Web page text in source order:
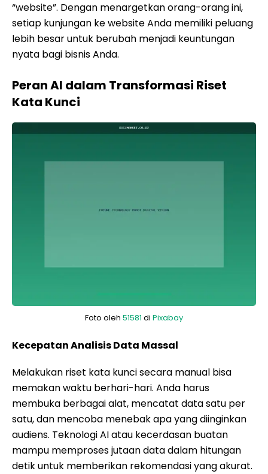
“website”. Dengan menargetkan orang-orang ini,
setiap kunjungan ke website Anda memiliki peluang
lebih besar untuk berubah menjadi keuntungan
nyata bagi bisnis Anda.
Peran AI dalam Transformasi Riset
Kata Kunci
Foto oleh 51581 di Pixabay
Kecepatan Analisis Data Massal
Melakukan riset kata kunci secara manual bisa
memakan waktu berhari-hari. Anda harus
membuka berbagai alat, mencatat data satu per
satu, dan mencoba menebak apa yang diinginkan
audiens. Teknologi AI atau kecerdasan buatan
mampu memproses jutaan data dalam hitungan
detik untuk memberikan rekomendasi yang akurat.